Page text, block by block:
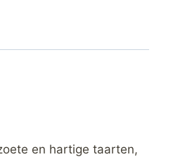
en hartige taarten,